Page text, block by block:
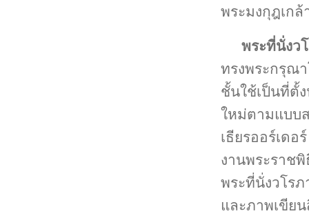
พระมงกุฎเกล้
พระที่นั่งว
ทรงพระกรุณา
ชั้นใช้เป็นที่ตั้
ใหม่ตามแบบ
เธียรออร์เด
งานพระราช
พระที่นั่งวโร
และภาพเขีย